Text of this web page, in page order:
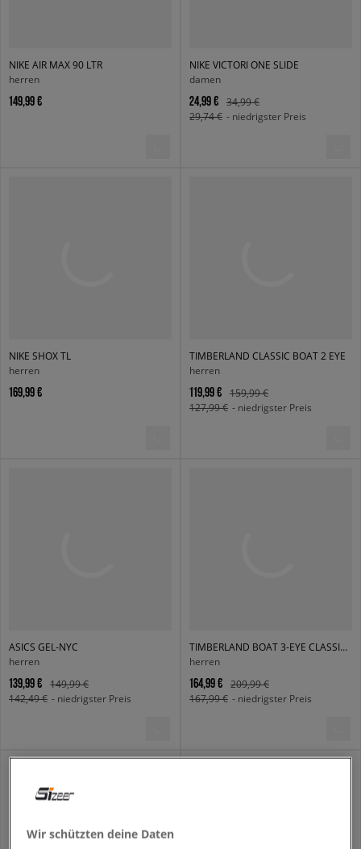
NIKE AIR MAX 90 LTR
herren
149,99 €
NIKE VICTORI ONE SLIDE
damen
24,99 €
34,99 €
29,74 € - niedrigster Preis
NIKE SHOX TL
herren
169,99 €
TIMBERLAND CLASSIC BOAT 2 EYE
herren
119,99 €
159,99 €
127,99 € - niedrigster Preis
ASICS GEL-NYC
herren
139,99 €
149,99 €
142,49 € - niedrigster Preis
TIMBERLAND BOAT 3-EYE CLASSIC LUG
herren
164,99 €
209,99 €
167,99 € - niedrigster Preis
Wir schützten deine Daten